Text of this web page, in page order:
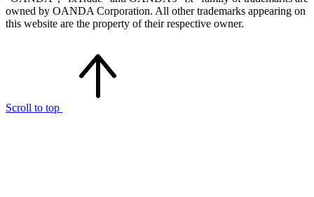
owned by OANDA Corporation. All other trademarks appearing on
this website are the property of their respective owner.
Scroll to top